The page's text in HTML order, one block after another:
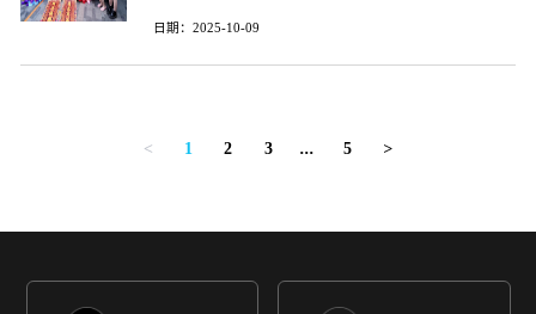
日期：2025-10-09
< 1 2 3 ... 5 >